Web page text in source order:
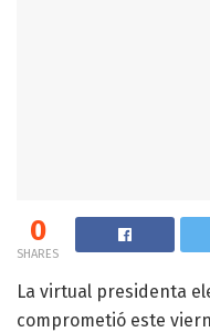
0
SHARES
La virtual presidenta
comprometió este